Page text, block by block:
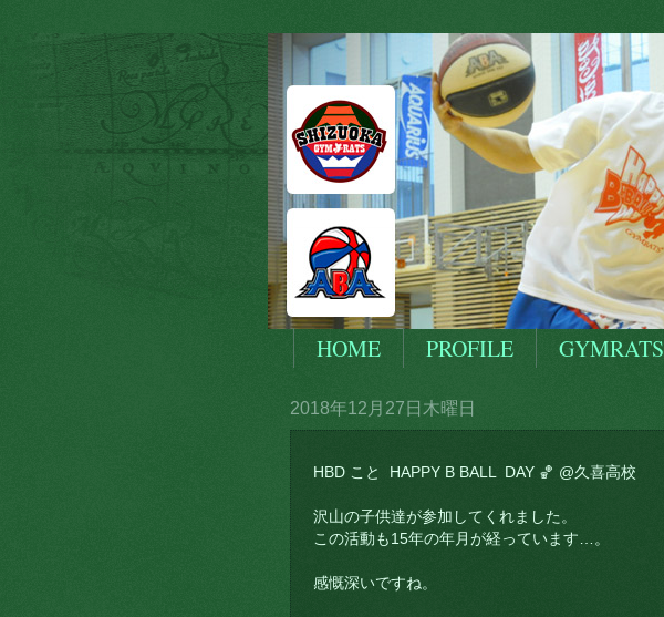
HOME PROFILE GYMRATS
2018年12月27日木曜日
HBD こと HAPPY B BALL DAY 🏀 @久喜高校
沢山の子供達が参加してくれました。
この活動も15年の年月が経っています…。
感慨深いですね。